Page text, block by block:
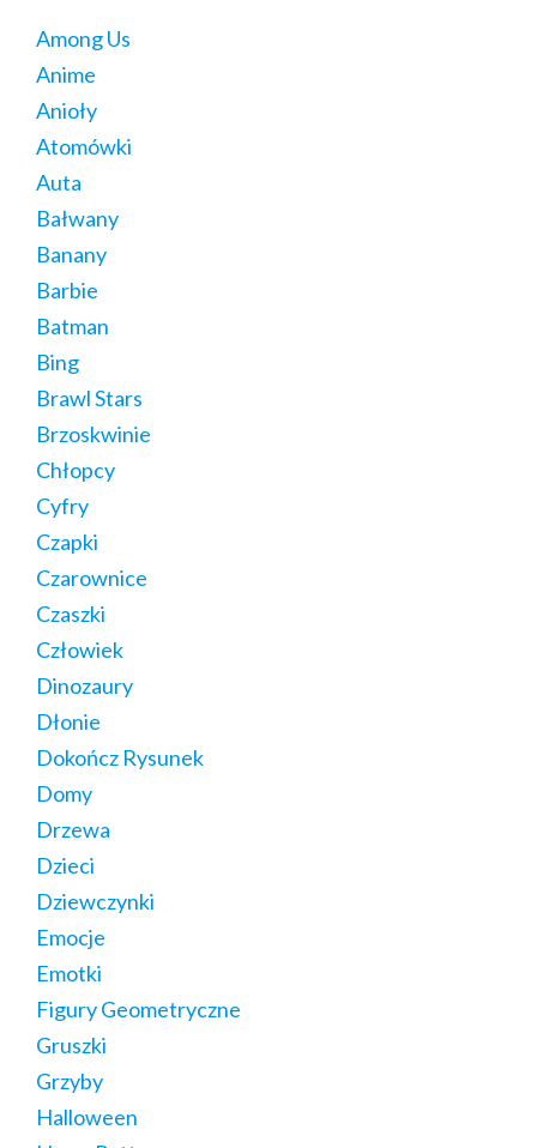
Among Us
Anime
Anioły
Atomówki
Auta
Bałwany
Banany
Barbie
Batman
Bing
Brawl Stars
Brzoskwinie
Chłopcy
Cyfry
Czapki
Czarownice
Czaszki
Człowiek
Dinozaury
Dłonie
Dokończ Rysunek
Domy
Drzewa
Dzieci
Dziewczynki
Emocje
Emotki
Figury Geometryczne
Gruszki
Grzyby
Halloween